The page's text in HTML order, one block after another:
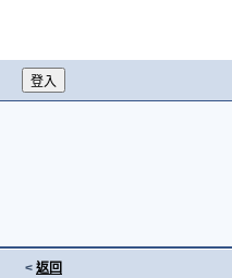
< 返回